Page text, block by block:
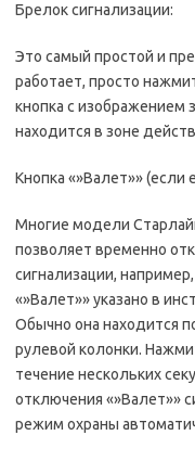
Брелок сигнализации:
Это самый простой и
работает, просто
кнопка с изображением
находится в зоне
Кнопка «»Валет»» (если
Многие модели
позволяет временно
сигнализации,
«»Валет»» указано в
Обычно она находится
рулевой колонки.
течение нескольких
отключения «»Валет»»
режим охраны